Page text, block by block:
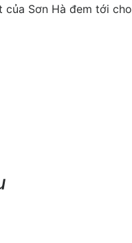
Sơn Hà đem tới cho